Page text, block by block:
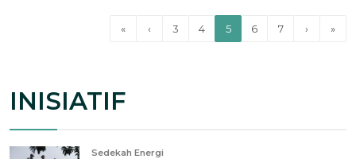
« ‹ 3 4 5 6 7 › »
INISIATIF
Sedekah Energi